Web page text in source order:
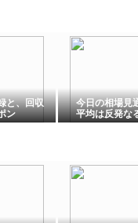
と、回収
ン
今日の相場見
平均は反発な
決算と米国雇